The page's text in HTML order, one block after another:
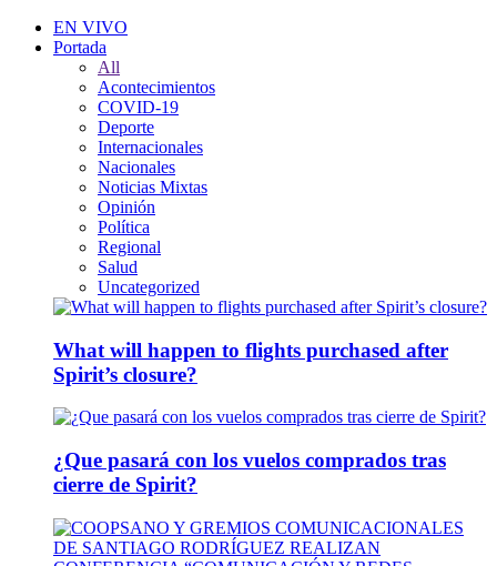
EN VIVO
Portada
All
Acontecimientos
COVID-19
Deporte
Internacionales
Nacionales
Noticias Mixtas
Opinión
Política
Regional
Salud
Uncategorized
What will happen to flights purchased after
Spirit’s closure?
¿Que pasará con los vuelos comprados tras
cierre de Spirit?